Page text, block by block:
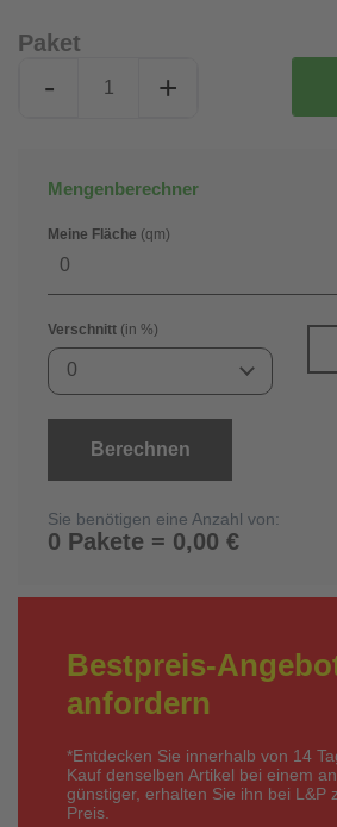
Paket
- +
Mengenberechner
Meine Fläche (qm)
Verschnitt (in %)
0
Berechnen
Sie benötigen eine Anzahl von:
0 Pakete = 0,00 €
Bestpreis-
anfordern
*Entdecken Sie innerhalb von 14
Kauf denselben Artikel bei einem
günstiger, erhalten Sie ihn bei L&P
Preis.